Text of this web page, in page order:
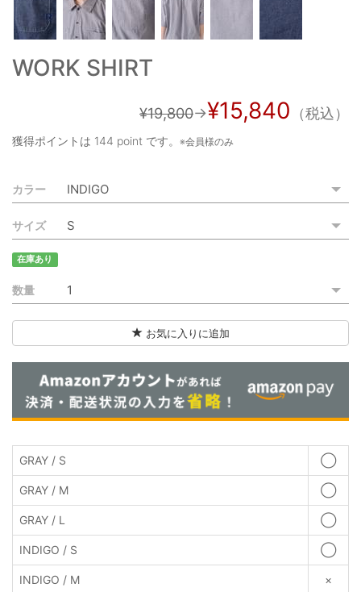
新規会員登録
特定商取引法に基づく表記
お問い合わせ
WORK SHIRT
¥19,800→¥15,840 （税込）
獲得ポイントは 144 point です。 ※会員様のみ
カラー
サイズ
在庫あり
数量
お気に入りに追加
GRAY / S ◯
GRAY / M ◯
GRAY / L ◯
INDIGO / S ◯
INDIGO / M ×